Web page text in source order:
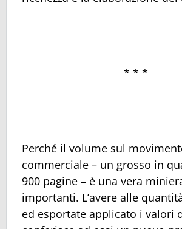
* * *
Perché il volume sul
commerciale – un grosso in
900 pagine – è una vera
importanti. L’avere alle
ed esportate applicato i valori